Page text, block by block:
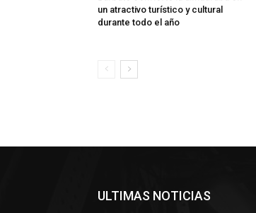
un atractivo turístico y cultural
durante todo el año
ULTIMAS NOTICIAS